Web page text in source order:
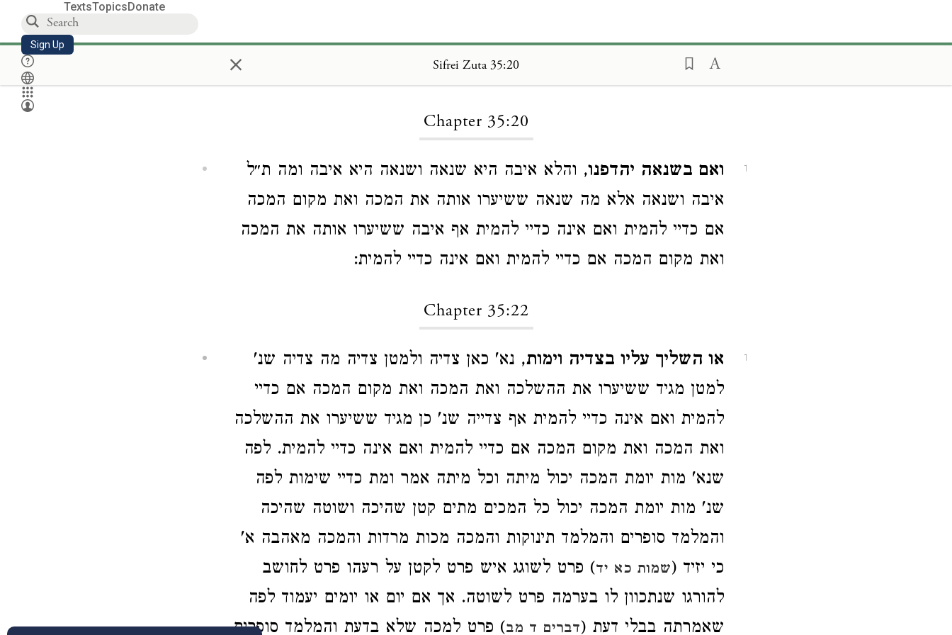
TextsTopicsDonate
Sign Up × Sifrei Zuta 35:20
Chapter 35:20
1 ואם בשנאה יהדפנו, והלא איבה היא שנאה ושנאה היא איבה ומה ת״ל
איבה ושנאה אלא מה שנאה ששיערו אותה את המכה ואת מקום המכה
אם כדיי להמית ואם אינה כדיי להמית אף איבה ששיערו אותה את המכה
ואת מקום המכה אם כדיי להמית ואם אינה כדיי להמית:
Chapter 35:22
1 או השליך עליו בצדיה וימות, נא' כאן צדיה ולמטן צדיה מה צדיה שנ'
למטן מגיד ששיערו את ההשלכה ואת המכה ואת מקום המכה אם כדיי
להמית ואם אינה כדיי להמית אף צדייה שנ' כן מגיד ששיערו את ההשלכה
ואת המכה ואת מקום המכה אם כדיי להמית ואם אינה כדיי להמית. לפה
שנא' מות יומת המכה יכול מיתה וכל מיתה אמר ומת כדיי שימות לפה
שנ' מות יומת המכה יכול כל המכים מתים קטן שהיכה ושוטה שהיכה
והמלמד סופרים והמלמד תינוקות והמכה מכות מרדות והמכה מאהבה א'
כי יזיד (שמות כא יד) פרט לשוגג איש פרט לקטן על רעהו פרט לחושב
להורגו שנתכוון לו בערמה פרט לשוטה. אך אם יום או יומים יעמוד לפה
שאמרתה בבלי דעת (דברים ד מב) פרט למכה שלא בדעת והמלמד סופרים